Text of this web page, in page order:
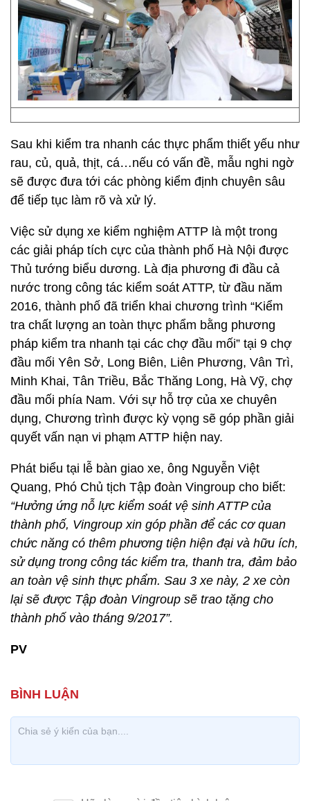
Sau khi kiểm tra nhanh các thực phẩm thiết yếu như
rau, củ, quả, thịt, cá…nếu có vấn đề, mẫu nghi ngờ
sẽ được đưa tới các phòng kiểm định chuyên sâu
để tiếp tục làm rõ và xử lý.
Việc sử dụng xe kiểm nghiệm ATTP là một trong
các giải pháp tích cực của thành phố Hà Nội được
Thủ tướng biểu dương. Là địa phương đi đầu cả
nước trong công tác kiểm soát ATTP, từ đầu năm
2016, thành phố đã triển khai chương trình “Kiểm
tra chất lượng an toàn thực phẩm bằng phương
pháp kiểm tra nhanh tại các chợ đầu mối” tại 9 chợ
đầu mối Yên Sở, Long Biên, Liên Phương, Vân Trì,
Minh Khai, Tân Triều, Bắc Thăng Long, Hà Vỹ, chợ
đầu mối phía Nam. Với sự hỗ trợ của xe chuyên
dụng, Chương trình được kỳ vọng sẽ góp phần giải
quyết vấn nạn vi phạm ATTP hiện nay.
Phát biểu tại lễ bàn giao xe, ông Nguyễn Việt
Quang, Phó Chủ tịch Tập đoàn Vingroup cho biết:
“Hưởng ứng nỗ lực kiểm soát vệ sinh ATTP của
thành phố, Vingroup xin góp phần để các cơ quan
chức năng có thêm phương tiện hiện đại và hữu ích,
sử dụng trong công tác kiểm tra, thanh tra, đảm bảo
an toàn vệ sinh thực phẩm. Sau 3 xe này, 2 xe còn
lại sẽ được Tập đoàn Vingroup sẽ trao tặng cho
thành phố vào tháng 9/2017”.
PV